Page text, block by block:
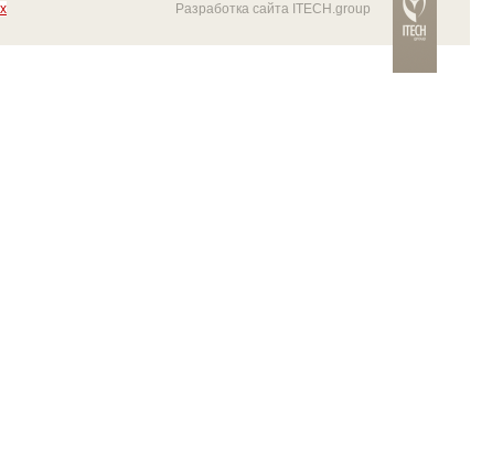
Разработка сайта ITECH.group